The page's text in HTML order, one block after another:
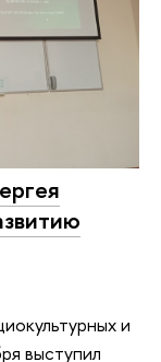
и
выступил